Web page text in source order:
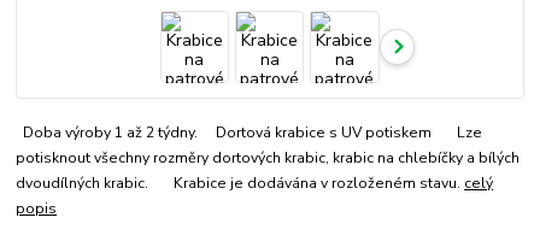
Doba výroby 1 až 2 týdny. Dortová krabice s UV potiskem Lze
potisknout všechny rozměry dortových krabic, krabic na chlebíčky a bílých
dvoudílných krabic. Krabice je dodávána v rozloženém stavu. celý
popis